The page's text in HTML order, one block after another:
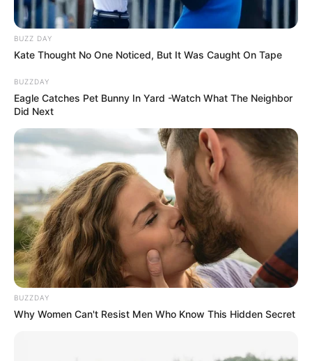
BUZZ DAY
Kate Thought No One Noticed, But It Was Caught On Tape
BUZZDAY
Eagle Catches Pet Bunny In Yard -Watch What The Neighbor
Did Next
BUZZDAY
Why Women Can't Resist Men Who Know This Hidden Secret